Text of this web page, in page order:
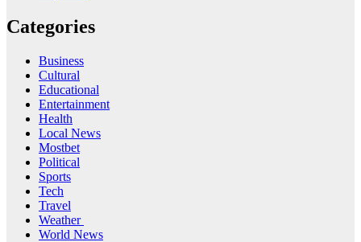
Categories
Business
Cultural
Educational
Entertainment
Health
Local News
Mostbet
Political
Sports
Tech
Travel
Weather
World News